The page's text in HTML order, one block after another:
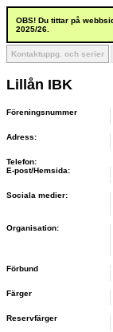
OBS! Du tittar på
2025/26.
Kontaktuppg. och serier
Lillån IBK
Föreningsnummer
Adress:
Telefon:
E-post/Hemsida:
Sociala medier:
Organisation:
Förbund
Färger
Reservfärger